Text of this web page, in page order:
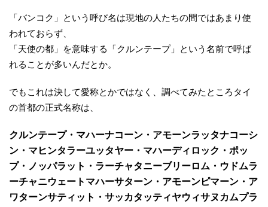
「バンコク」という呼び名は現地の人たちの間ではあまり使
われておらず、
「天使の都」を意味する「クルンテープ」という名前で呼ば
れることが多いんだとか。
でもこれは決して愛称とかではなく、調べてみたところタイ
の首都の正式名称は、
クルンテープ・マハーナコーン・アモーンラッタナコーシ
ン・マヒンタラーユッタヤー・マハーディロック・ポッ
プ・ノッパラット・ラーチャタニーブリーロム・ウドムラ
ーチャニウェートマハーサターン・アモーンピマーン・ア
ワターンサティット・サッカタッティヤウィサヌカムプラ